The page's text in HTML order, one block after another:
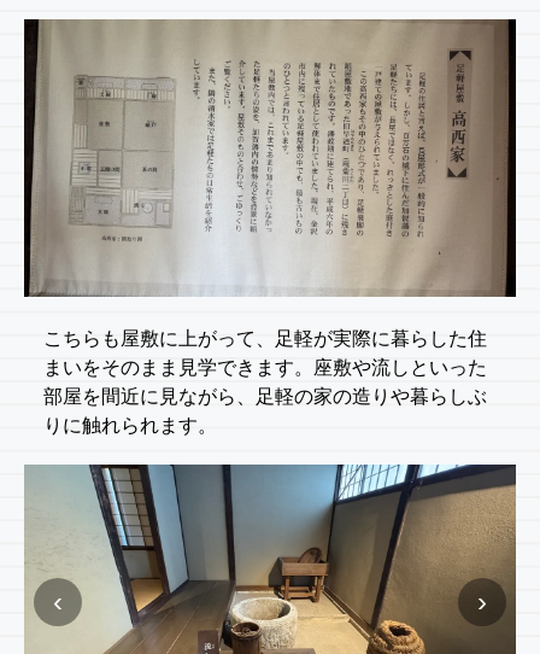
こちらも屋敷に上がって、足軽が実際に暮らした住
まいをそのまま見学できます。座敷や流しといった
部屋を間近に見ながら、足軽の家の造りや暮らしぶ
りに触れられます。
‹ ›